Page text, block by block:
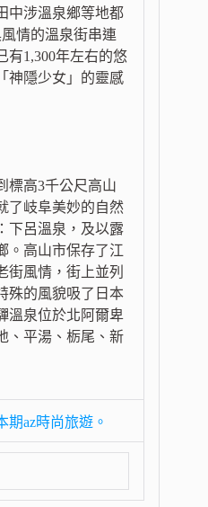
中涉溫泉鄉等地都
情的溫泉街串連
有1,300年左右的悠
神隱少女」的靈感
標高3千公尺高山
了岐阜美妙的自然
下呂溫泉，及以露
。高山市保存了江
街風情，街上並列
殊的風貌吸了日本
溫泉位於北阿爾卑
、平湯、栃尾、新
az時尚旅遊。